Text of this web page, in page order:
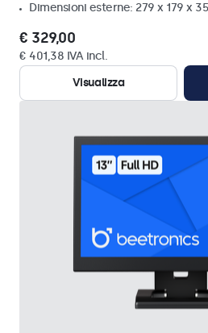
Dimensioni esterne: 279 x 179 x
€ 329,00
€ 401,38 IVA incl.
Visualizza